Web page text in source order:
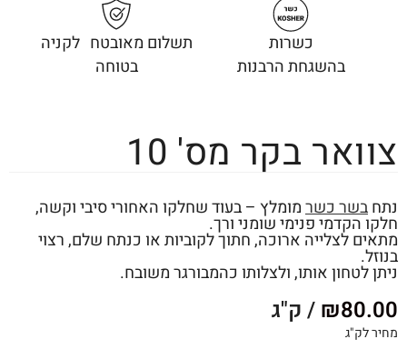
צוואר בקר מס' 10
נתחבשר כשרמומלץ – בעוד שחלקו האחורי סיבי וקשה,
חלקו הקדמי פנימי שומני ורך.
מתאים לצלייה ארוכה, חתוך לקוביות או כנתח שלם, רצוי
בנוזל.
ניתן לטחון אותו, ולצלותו כהמבורגר משובח.
₪80.00 / ק"ג
מחיר לק"ג
כשרות
בהשגחת הרבנות
תשלום מאובטח לקניה
בטוחה